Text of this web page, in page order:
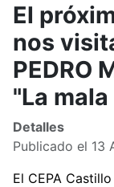
El
nos
PEDRO
"La
Detalles
Publicado el 13
El CEPA